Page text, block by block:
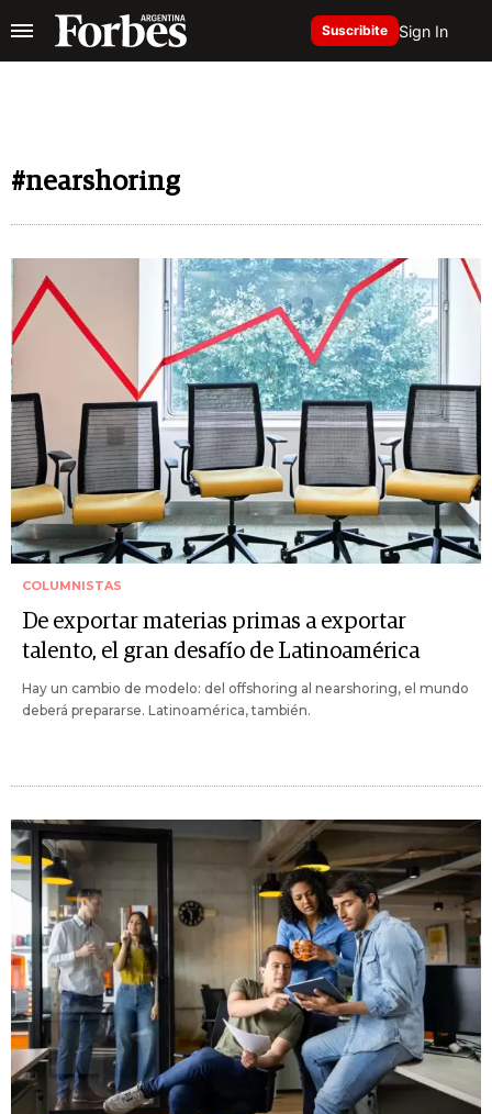
Suscribite Sign In
#nearshoring
COLUMNISTAS
De exportar materias primas a exportar
talento, el gran desafío de Latinoamérica
Hay un cambio de modelo: del offshoring al nearshoring, el mundo
deberá prepararse. Latinoamérica, también.